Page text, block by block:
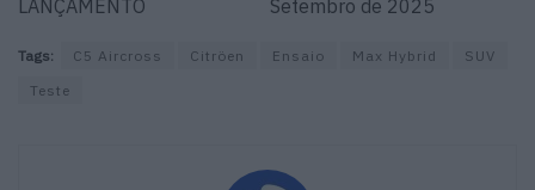
LANÇAMENTO Setembro de 2025
Tags: C5 Aircross Citröen Ensaio Max Hybrid
SUV
Teste